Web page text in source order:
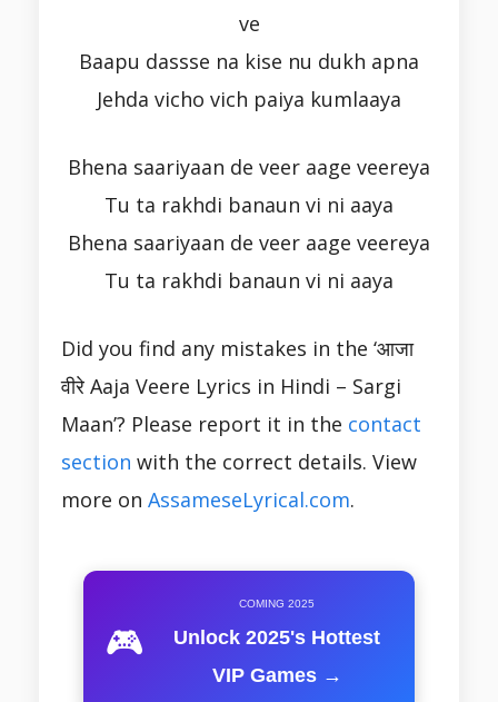
ve
Baapu dassse na kise nu dukh apna
Jehda vicho vich paiya kumlaaya
Bhena saariyaan de veer aage veereya
Tu ta rakhdi banaun vi ni aaya
Bhena saariyaan de veer aage veereya
Tu ta rakhdi banaun vi ni aaya
Did you find any mistakes in the ‘आजा
वीरे Aaja Veere Lyrics in Hindi – Sargi
Maan’? Please report it in the contact
section with the correct details. View
more on AssameseLyrical.com.
🎮
COMING 2025
Unlock 2025's Hottest
VIP Games →